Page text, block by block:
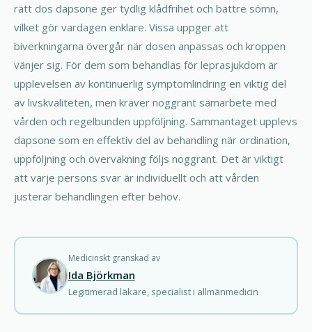
rätt dos dapsone ger tydlig klådfrihet och bättre sömn,
vilket gör vardagen enklare. Vissa uppger att
biverkningarna övergår när dosen anpassas och kroppen
vänjer sig. För dem som behandlas för leprasjukdom är
upplevelsen av kontinuerlig symptomlindring en viktig del
av livskvaliteten, men kräver noggrant samarbete med
vården och regelbunden uppföljning. Sammantaget upplevs
dapsone som en effektiv del av behandling när ordination,
uppföljning och övervakning följs noggrant. Det är viktigt
att varje persons svar är individuellt och att vården
justerar behandlingen efter behov.
Medicinskt granskad av
Ida Björkman
Legitimerad läkare, specialist i allmänmedicin